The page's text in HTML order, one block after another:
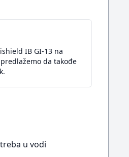
IB GI-13 na
da takođe
u vodi